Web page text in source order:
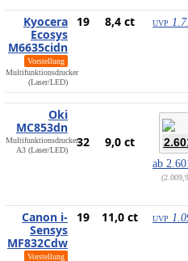
Kyocera
Ecosys
M6635cidn
Vorstellung
Multifunktionsdrucker
(Laser/LED)
19 8,4 ct UVP
Oki
MC853dn
Multifunktionsdrucker,
A3 (Laser/LED)
32 9,0 ct
ab
Canon i-
Sensys
MF832Cdw
Vorstellung
19 11,0 ct UVP